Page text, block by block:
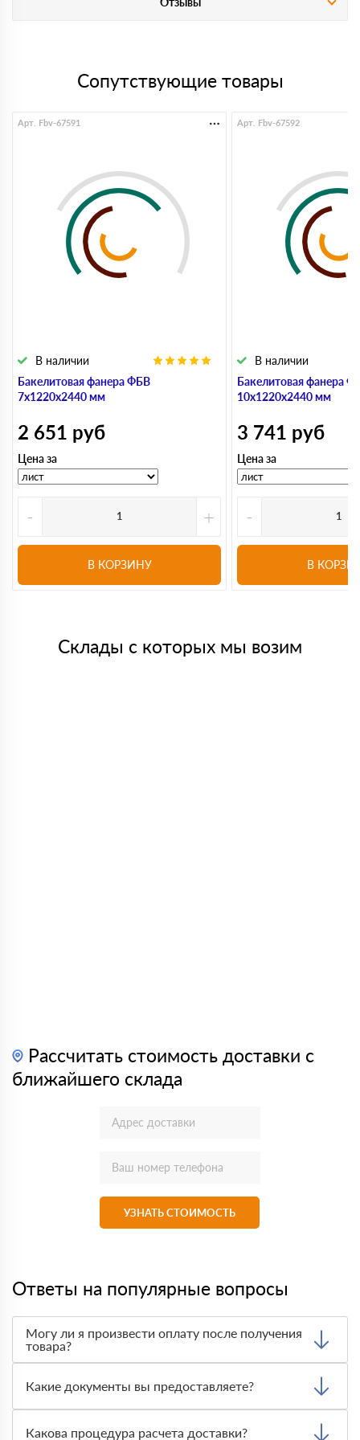
Сопутствующие товары
Бакелитовая фанера ФБВ
7х1220х2440 мм
В наличии
Арт. Fbv-67591
2 651 руб
Цена за
- +
В КОРЗИНУ
Бакелитовая фанера
10х1220х2440 мм
В наличии
Арт. Fbv-67592
3 741 руб
Цена за
-
В
Склады с которых мы возим
Рассчитать стоимость доставки с
ближайшего склада
УЗНАТЬ СТОИМОСТЬ
Ответы на популярные вопросы
Могу ли я произвести оплату после получения
товара?
Тем не менее, если качество полученных вами товаров
неприемлемо, вы можете отказаться от них.
Какие документы вы предоставляете?
как сертификаты подлинности, удостоверения качества
Какова процедура расчета доставки?